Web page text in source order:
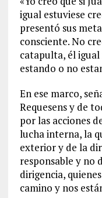
igual estuviese
presentó sus
consciente. No
catapulta, él igual
estando o no
En ese marco,
Requesens y de
por las acciones
lucha interna, la
exterior y de la
responsable y no
dirigencia,
camino y nos